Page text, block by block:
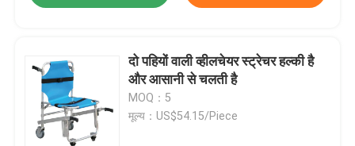
उत्पाद
वीडियो
दो पहियों वाली व्हीलचेयर स्ट्रेचर हल्की है
और आसानी से चलती है
MOQ：5
मूल्य：US$54.15/Piece